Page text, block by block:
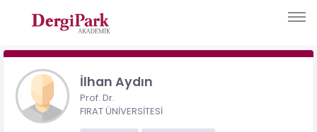
İlhan Aydın
Prof. Dr.
FIRAT ÜNİVERSİTESİ